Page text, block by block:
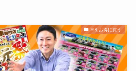
車をお得に買う